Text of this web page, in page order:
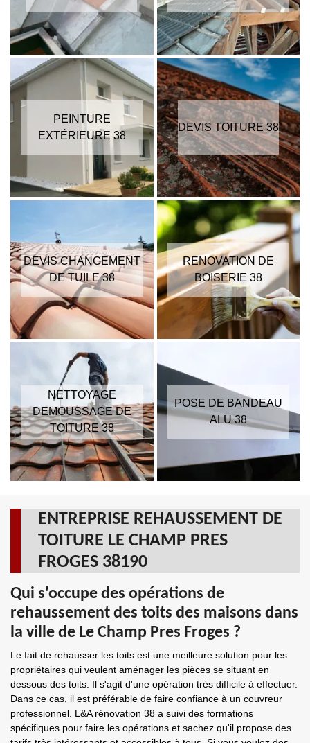
PEINTURE
EXTÉRIEURE 38
DEVIS TOITURE 38
DEVIS CHANGEMENT
DE TUILE 38
RENOVATION DE
BOISERIE 38
NETTOYAGE
DEMOUSSAGE DE
TOITURE 38
POSE DE BANDEAU
ALU 38
ENTREPRISE REHAUSSEMENT DE
TOITURE LE CHAMP PRES
FROGES 38190
Qui s'occupe des opérations de
rehaussement des toits des maisons dans
la ville de Le Champ Pres Froges ?
Le fait de rehausser les toits est une meilleure solution pour les
propriétaires qui veulent aménager les pièces se situant en
dessous des toits. Il s'agit d'une opération très difficile à effectuer.
Dans ce cas, il est préférable de faire confiance à un couvreur
professionnel. L&A rénovation 38 a suivi des formations
spécifiques pour faire les opérations et sachez qu'il propose des